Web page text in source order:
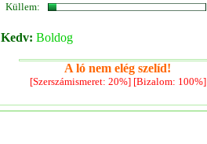
Küllem:
Kedv: Boldog
A ló nem elég szelíd!
[Szerszámismeret: 20%] [Bizalom: 100%]